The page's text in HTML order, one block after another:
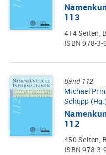
113
414 Seiten,
ISBN 978-
Band 112
Michael
Schupp (Hg.)
112
450 Seiten,
ISBN 978-3-